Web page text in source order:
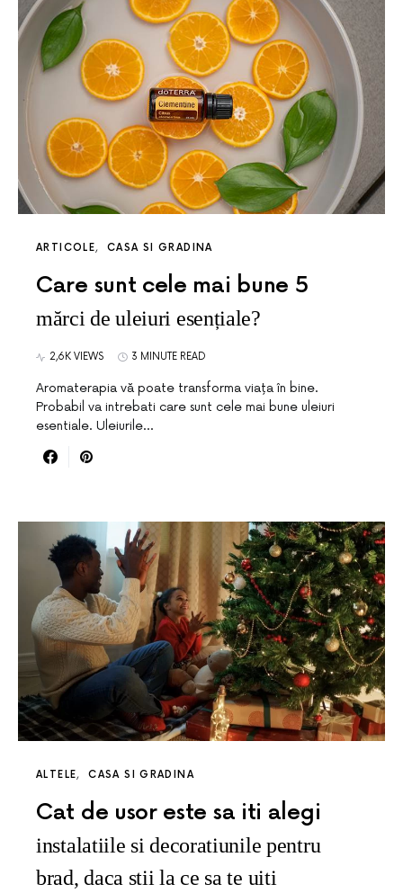
ARTICOLE CASA SI GRADINA
Care sunt cele mai bune 5
mărci de uleiuri esențiale?
2,6K VIEWS 3 MINUTE READ
Aromaterapia vă poate transforma viața în bine.
Probabil va intrebati care sunt cele mai bune uleiuri
esentiale. Uleiurile…
ALTELE CASA SI GRADINA
Cat de usor este sa iti alegi
instalatiile si decoratiunile pentru
brad, daca stii la ce sa te uiti